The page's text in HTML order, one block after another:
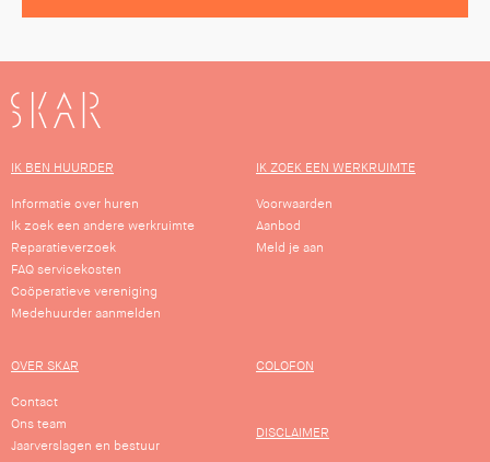
SKAR
IK BEN HUURDER
Informatie over huren
Ik zoek een andere werkruimte
Reparatieverzoek
FAQ servicekosten
Coöperatieve vereniging
Medehuurder aanmelden
IK ZOEK EEN WERKRUIMTE
Voorwaarden
Aanbod
Meld je aan
OVER SKAR
Contact
Ons team
Jaarverslagen en bestuur
COLOFON
DISCLAIMER